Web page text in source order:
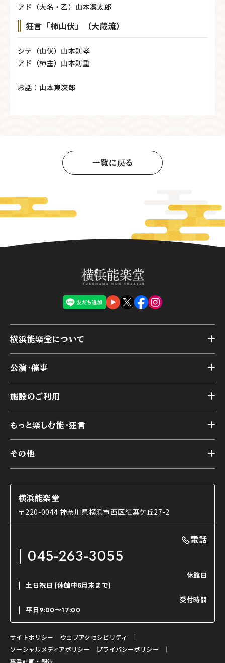
アド（大名・乙）山本凜太郎
狂言「柿山伏」（大蔵流）
シテ（山伏）山本則孝
アド（柿主）山本則重
お話：山本東次郎
一覧に戻る
横浜能楽堂について
横浜能楽堂が取り組んだ事業
能舞台の歴史と特徴
様々なお客様に向けて
本舞台座席
交通アクセス
公演・催事
アーカイブ
施設のご利用
第二舞台
研修室
楽屋
ご利用の流れ
利用料金表
もっと楽しむ能・狂言
能舞台と演じ手
使用する道具
能・狂言の曲目説明
日本の古典芸能
その他
コラム
OTABISHO
チケット購入方法
ご寄附について
よくいただくご質問
お問い合わせ
横浜能楽堂
〒220-0044 神奈川県横浜市西区紅葉ケ丘27-2
電話
045-263-3055
休館日
土日祝日 (休館中6月末まで)
受付時間
平日9:00〜17:00
サイトポリシー
ウェブアクセシビリティ
ソーシャルメディアポリシー
プライバシーポリシー
事業計画・報告